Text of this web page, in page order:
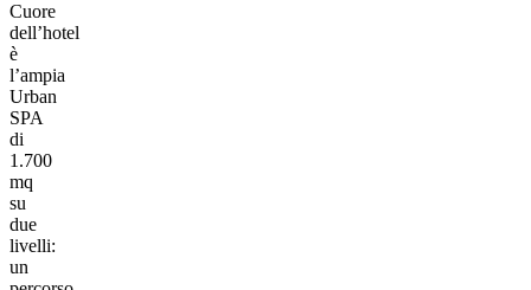
Cuore
dell’hotel
è
l’ampia
Urban
SPA
di
1.700
mq
su
due
livelli:
un